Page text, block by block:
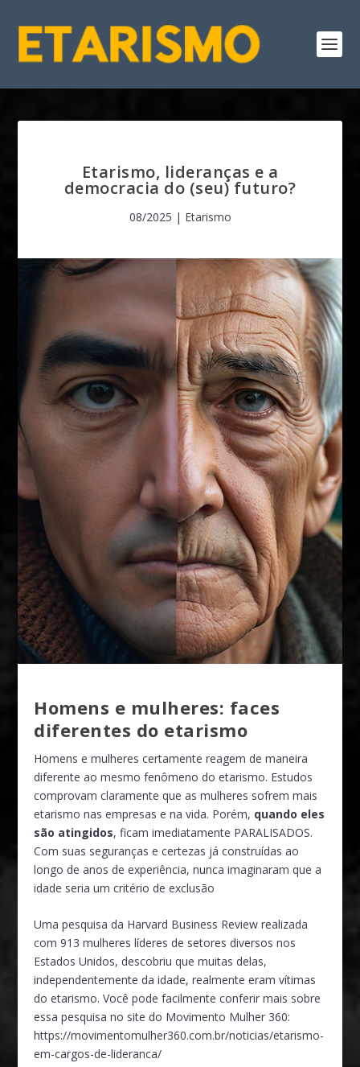
Etarismo, lideranças e a
democracia do (seu) futuro?
08/2025 | Etarismo
Homens e mulheres: faces
diferentes do etarismo
Homens e mulheres certamente reagem de maneira
diferente ao mesmo fenômeno do etarismo. Estudos
comprovam claramente que as mulheres sofrem mais
etarismo nas empresas e na vida. Porém, quando eles
são atingidos, ficam imediatamente PARALISADOS.
Com suas seguranças e certezas já construídas ao
longo de anos de experiência, nunca imaginaram que a
idade seria um critério de exclusão
Uma pesquisa da Harvard Business Review realizada
com 913 mulheres líderes de setores diversos nos
Estados Unidos, descobriu que muitas delas,
independentemente da idade, realmente eram vítimas
do etarismo. Você pode facilmente conferir mais sobre
essa pesquisa no site do Movimento Mulher 360:
https://movimentomulher360.com.br/noticias/etarismo-
em-cargos-de-lideranca/